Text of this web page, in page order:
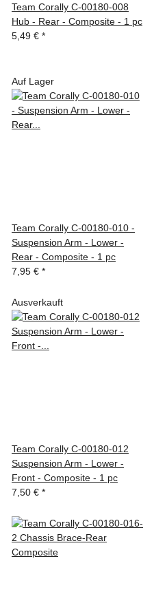
Team Corally C-00180-008
Hub - Rear - Composite - 1 pc
5,49 € *
Auf Lager
Team Corally C-00180-010 -
Suspension Arm - Lower -
Rear - Composite - 1 pc
7,95 € *
Ausverkauft
Team Corally C-00180-012
Suspension Arm - Lower -
Front - Composite - 1 pc
7,50 € *